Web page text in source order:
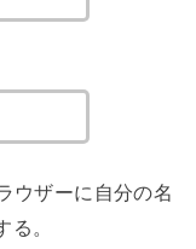
ウザーに自分の名
。